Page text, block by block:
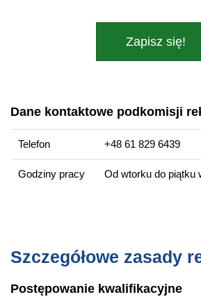
Teoria i praktyka wychowania
Psychologia kliniczna
Kultura języka z emisją głosu
Pedagogika specjalna
Praca z uczniem ze specjalnymi
Umiejętność diagnozowania
terapii pedagogicznej.
Zapisz się!
Dane kontaktowe podkomisji
Telefon +48 61 829 6439
Godziny pracy Od wtorku do piątku
Szczegółowe zasady
Postępowanie kwalifikacyjne